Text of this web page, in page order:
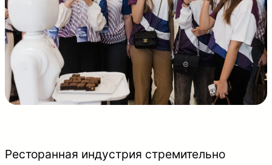
Ресторанная индустрия стремительно